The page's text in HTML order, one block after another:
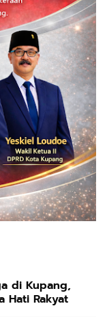
di Kupang,
Hati Rakyat